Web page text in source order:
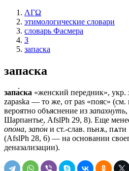
ΛΓΩ
этимологические словари
словарь Фасмера
З
запаска
запаска
запа́ска «женский передник», укр.
zараskа — то же, от раs «пояс» (см.
вероятно объяснение иззапахну́ть
Шарпантье, AfslPh 29, 8). Еще
опо́на,запо́н и ст.-слав. пьнѫ, пѧти
(AfslPh 28, 6) — на основании
деназализации).